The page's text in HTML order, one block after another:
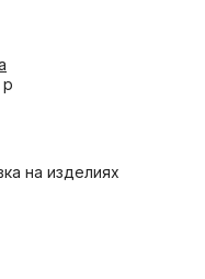
р
на изделиях